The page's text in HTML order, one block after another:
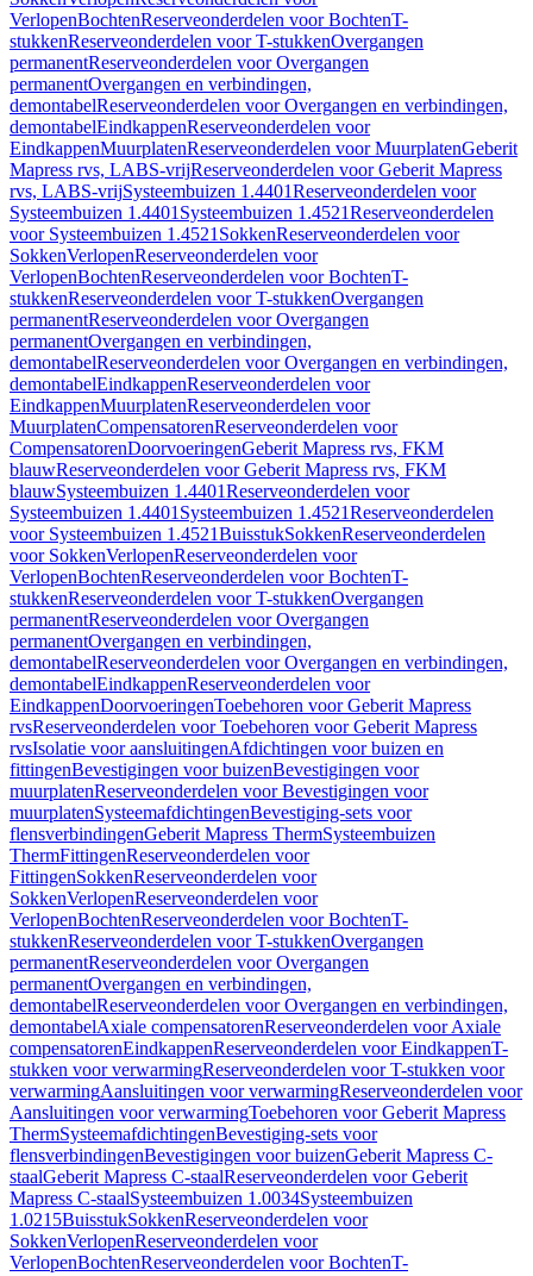
VerlopenBochtenReserveonderdelen voor BochtenT-
stukkenReserveonderdelen voor T-stukkenOvergangen
permanentReserveonderdelen voor Overgangen
permanentOvergangen en verbindingen,
demontabelReserveonderdelen voor Overgangen en verbindingen,
demontabelEindkappenReserveonderdelen voor
EindkappenMuurplatenReserveonderdelen voor MuurplatenGeberit
Mapress rvs, LABS-vrijReserveonderdelen voor Geberit Mapress
rvs, LABS-vrijSysteembuizen 1.4401Reserveonderdelen voor
Systeembuizen 1.4401 Systeembuizen 1.4521Reserveonderdelen
voor Systeembuizen 1.4521 SokkenReserveonderdelen voor
SokkenVerlopenReserveonderdelen voor
VerlopenBochtenReserveonderdelen voor BochtenT-
stukkenReserveonderdelen voor T-stukkenOvergangen
permanentReserveonderdelen voor Overgangen
permanentOvergangen en verbindingen,
demontabelReserveonderdelen voor Overgangen en verbindingen,
demontabelEindkappenReserveonderdelen voor
EindkappenMuurplatenReserveonderdelen voor
MuurplatenCompensatorenReserveonderdelen voor
CompensatorenDoorvoeringenGeberit Mapress rvs, FKM
blauwReserveonderdelen voor Geberit Mapress rvs, FKM
blauwSysteembuizen 1.4401Reserveonderdelen voor
Systeembuizen 1.4401 Systeembuizen 1.4521Reserveonderdelen
voor Systeembuizen 1.4521BuisstukSokkenReserveonderdelen
voor SokkenVerlopenReserveonderdelen voor
VerlopenBochtenReserveonderdelen voor BochtenT-
stukkenReserveonderdelen voor T-stukkenOvergangen
permanentReserveonderdelen voor Overgangen
permanentOvergangen en verbindingen,
demontabelReserveonderdelen voor Overgangen en verbindingen,
demontabelEindkappenReserveonderdelen voor
EindkappenDoorvoeringenToebehoren voor Geberit Mapress
rvsReserveonderdelen voor Toebehoren voor Geberit Mapress
rvsIsolatie voor aansluitingenAfdichtingen voor buizen en
fittingenBevestigingen voor buizenBevestigingen voor
muurplatenReserveonderdelen voor Bevestigingen voor
muurplatenSysteemafdichtingenBevestiging-sets voor
flensverbindingenGeberit Mapress ThermSysteembuizen
ThermFittingenReserveonderdelen voor
FittingenSokkenReserveonderdelen voor
SokkenVerlopenReserveonderdelen voor
VerlopenBochtenReserveonderdelen voor BochtenT-
stukkenReserveonderdelen voor T-stukkenOvergangen
permanentReserveonderdelen voor Overgangen
permanentOvergangen en verbindingen,
demontabelReserveonderdelen voor Overgangen en verbindingen,
demontabelAxiale compensatorenReserveonderdelen voor Axiale
compensatorenEindkappenReserveonderdelen voor EindkappenT-
stukken voor verwarmingReserveonderdelen voor T-stukken voor
verwarmingAansluitingen voor verwarmingReserveonderdelen voor
Aansluitingen voor verwarmingToebehoren voor Geberit Mapress
ThermSysteemafdichtingenBevestiging-sets voor
flensverbindingenBevestigingen voor buizenGeberit Mapress C-
staalGeberit Mapress C-staalReserveonderdelen voor Geberit
Mapress C-staalSysteembuizen 1.0034Systeembuizen
1.0215BuisstukSokkenReserveonderdelen voor
SokkenVerlopenReserveonderdelen voor
VerlopenBochtenReserveonderdelen voor BochtenT-